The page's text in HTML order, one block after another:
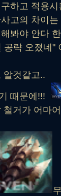
하고 적용
고의 차이
봐야 안다
공략 오졌네"
알것같고..
때문에!!!
철거가 어마